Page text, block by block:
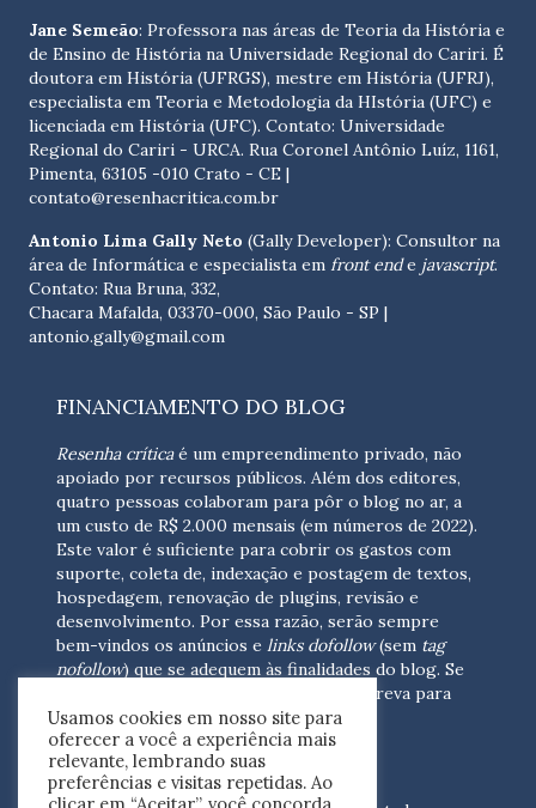
Jane Semeão: Professora nas áreas de Teoria da História e
de Ensino de História na Universidade Regional do Cariri. É
doutora em História (UFRGS), mestre em História (UFRJ),
especialista em Teoria e Metodologia da HIstória (UFC) e
licenciada em História (UFC). Contato: Universidade
Regional do Cariri - URCA. Rua Coronel Antônio Luíz, 1161,
Pimenta, 63105 -010 Crato - CE |
contato@resenhacritica.com.br
Antonio Lima Gally Neto (Gally Developer): Consultor na
área de Informática e especialista em front ende javascript.
Contato: Rua Bruna, 332,
Chacara Mafalda, 03370-000, São Paulo - SP |
antonio.gally@gmail.com
FINANCIAMENTO DO BLOG
Resenha críticaé um empreendimento privado, não
apoiado por recursos públicos. Além dos editores,
quatro pessoas colaboram para pôr o blog no ar, a
um custo de R$ 2.000 mensais (em números de 2022).
Este valor é suficiente para cobrir os gastos com
suporte, coleta de, indexação e postagem de textos,
hospedagem, renovação de plugins, revisão e
desenvolvimento. Por essa razão, serão sempre
bem-vindos os anúncios e links dofollow(sem tag
nofollow) que se adequem às finalidades do blog. Se
escreva para
nós(contato@resenhacritica.com.br)
FONTES E ACERVO
Usamos cookies em nosso site para
oferecer a você a experiência mais
relevante, lembrando suas
preferências e visitas repetidas. Ao